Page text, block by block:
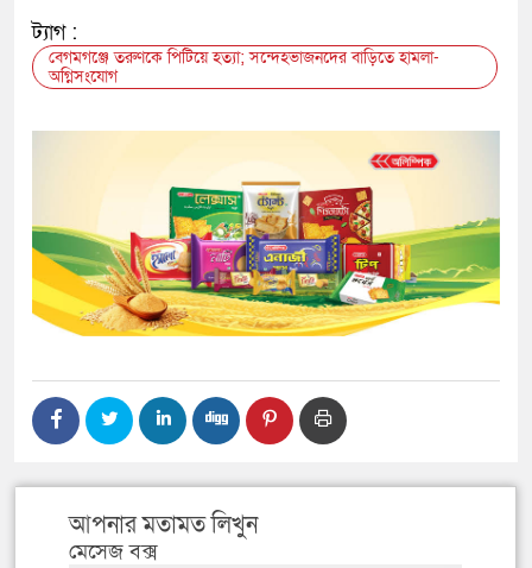
ট্যাগ :
বেগমগঞ্জে তরুণকে পিটিয়ে হত্যা; সন্দেহভাজনদের বাড়িতে হামলা-
অগ্নিসংযোগ
আপনার মতামত লিখুন
মেসেজ বক্স